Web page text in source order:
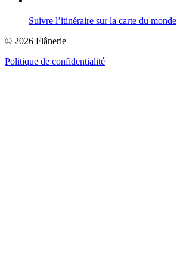
Suivre l’itinéraire sur la carte du monde
© 2026 Flânerie
Politique de confidentialité